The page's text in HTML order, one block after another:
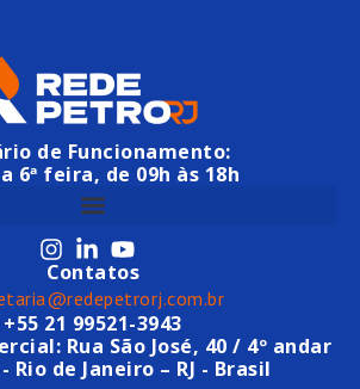
de Funcionamento:
a 6ª feira, de 09h às 18h
Contatos
+55 21 99521-3943
Rua São José, 40 / 4º andar
Rio de Janeiro – RJ - Brasil